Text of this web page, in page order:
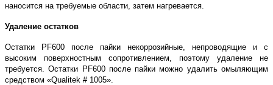
наносится на требуемые области, затем нагревается.
Удаление остатков
Остатки PF600 после пайки некоррозийные, непроводящие и с
высоким поверхностным сопротивлением, поэтому удаление не
требуется. Остатки PF600 после пайки можно удалить омыляющим
средством «Qualitek # 1005».